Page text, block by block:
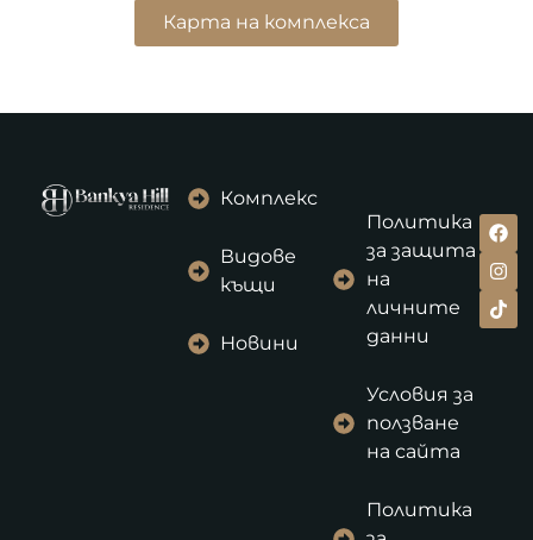
Карта на комплекса
Комплекс
Видове
къщи
Новини
Политика
за защита
на
личните
данни
Условия за
ползване
на сайта
Политика